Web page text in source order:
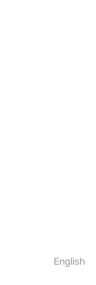
English